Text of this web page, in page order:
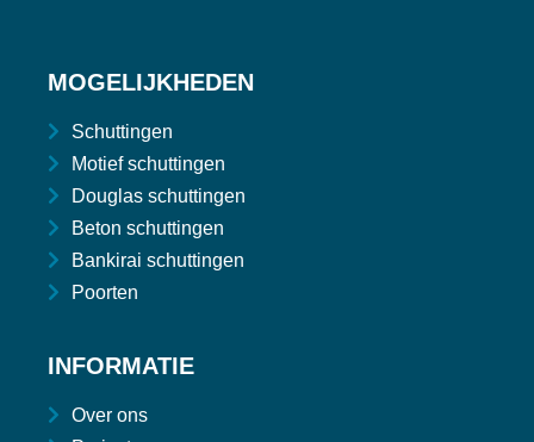
MOGELIJKHEDEN
Schuttingen
Motief schuttingen
Douglas schuttingen
Beton schuttingen
Bankirai schuttingen
Poorten
INFORMATIE
Over ons